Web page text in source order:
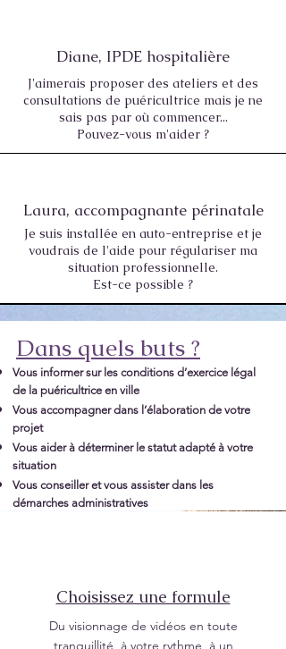
Diane, IPDE hospitalière
J'aimerais proposer des ateliers et des
consultations de puéricultrice mais je ne
sais pas par où commencer...
Pouvez-vous m'aider ?
Laura, accompagnante périnatale
Je suis installée en auto-entreprise et je
voudrais de l'aide pour régulariser ma
situation professionnelle.
Est-ce possible ?
Dans quels buts ?
Vous informer sur les conditions d’exercice légal
de la puéricultrice en ville
Vous accompagner dans l’élaboration de votre
projet
Vous aider à déterminer le statut adapté à votre
situation
Vous conseiller et vous assister dans les
démarches administratives
Choisissez une formule
Du visionnage de vidéos en toute
tranquillité, à votre rythme, à un